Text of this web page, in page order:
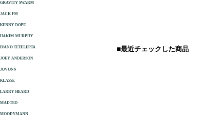
■最近チェックした商品
GRAVITY SWARM
JACK FM
KENNY DOPE
HAKIM MURPHY
IVANO TETELEPTA
JOEY ANDERSON
JOVONN
KLASSE
LARRY HEARD
MADTEO
MOODYMANN